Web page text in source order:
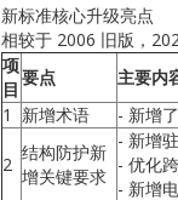
新标准核心升级亮点
相较于 2006 旧版，
项
目
要点
主要内
1
新增术语 - 新增
2
结构防护新
增关键要求
- 新增
- 优化
- 新增